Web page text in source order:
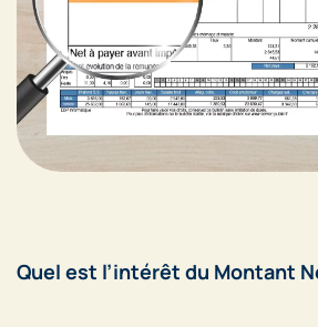
Quel est l’intérêt du Montant